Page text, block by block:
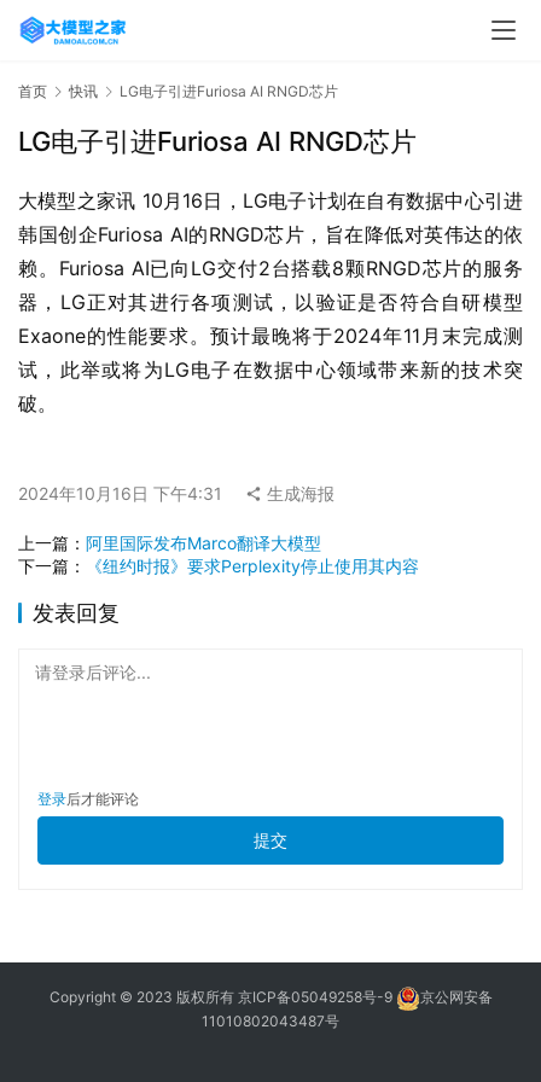
首页 快讯 ‌LG电子引进Furiosa AI RNGD芯片‌
‌LG电子引进Furiosa AI RNGD芯片‌
大模型之家讯 10月16日，LG电子计划在自有数据中心引进
韩国创企Furiosa AI的RNGD芯片，旨在降低对英伟达的依
赖。Furiosa AI已向LG交付2台搭载8颗RNGD芯片的服务
器，LG正对其进行各项测试，以验证是否符合自研模型
Exaone的性能要求。预计最晚将于2024年11月末完成测
试，此举或将为LG电子在数据中心领域带来新的技术突
破。
2024年10月16日 下午4:31 生成海报
上一篇： ‌阿里国际发布Marco翻译大模型‌
下一篇：
‌《纽约时报》要求Perplexity停止使用其内容‌
发表回复
请登录后评论...
登录后才能评论
提交
Copyright © 2023 版权所有 京ICP备05049258号-9
京公网安备
11010802043487号